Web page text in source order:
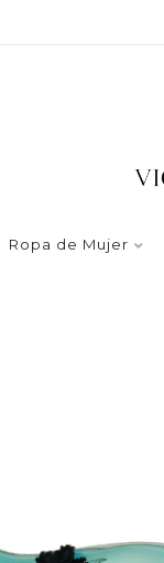
Ropa de Mujer